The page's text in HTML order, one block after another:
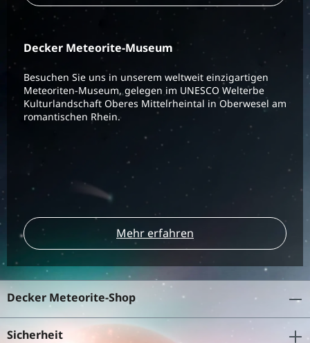
Decker Meteorite-Museum
Besuchen Sie uns in unserem weltweit einzigartigen
Meteoriten-Museum, gelegen im UNESCO Welterbe
Kulturlandschaft Oberes Mittelrheintal in Oberwesel am
romantischen Rhein.
Mehr erfahren
Decker Meteorite-Shop
Sicherheit